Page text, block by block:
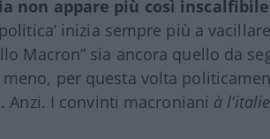
non appare più così inscalfibile
inizia sempre più a
Macron” sia ancora quello da
per questa volta
Anzi. I convinti macroniani à